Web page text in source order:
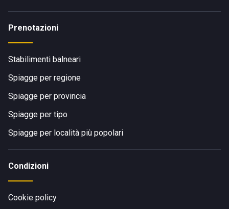
Prenotazioni
Stabilimenti balneari
Spiagge per regione
Spiagge per provincia
Spiagge per tipo
Spiagge per località più popolari
Condizioni
Cookie policy